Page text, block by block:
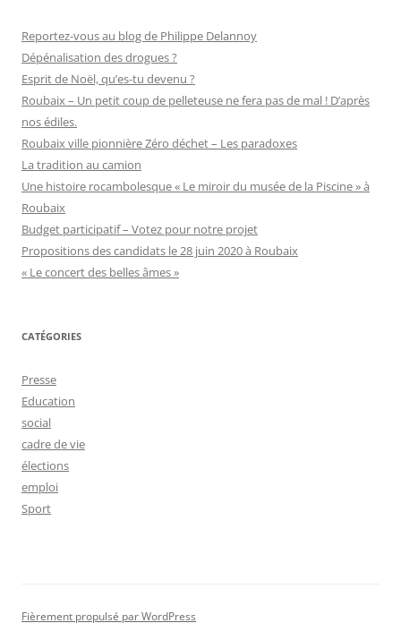
Reportez-vous au blog de Philippe Delannoy
Dépénalisation des drogues ?
Esprit de Noël, qu’es-tu devenu ?
Roubaix – Un petit coup de pelleteuse ne fera pas de mal ! D’après
nos édiles.
Roubaix ville pionnière Zéro déchet – Les paradoxes
La tradition au camion
Une histoire rocambolesque « Le miroir du musée de la Piscine » à
Roubaix
Budget participatif – Votez pour notre projet
Propositions des candidats le 28 juin 2020 à Roubaix
« Le concert des belles âmes »
CATÉGORIES
Presse
Education
social
cadre de vie
élections
emploi
Sport
Fièrement propulsé par WordPress